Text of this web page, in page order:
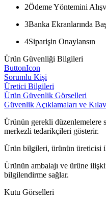
2Ödeme Yöntemini
3Banka Ekranlarında
4Siparişin Onaylansın
Ürün Güvenliği Bilgileri
ButtonIcon
Sorumlu Kişi
Üretici Bilgileri
Ürün Güvenlik Görselleri
Güvenlik Açıklamaları ve
Ürünün gerekli düzenlemelere
merkezli tedarikçileri gösterir.
Ürün bilgileri, ürünün üreticisi
Ürünün ambalajı ve ürüne
bilgilendirme sağlar.
Kutu Görselleri